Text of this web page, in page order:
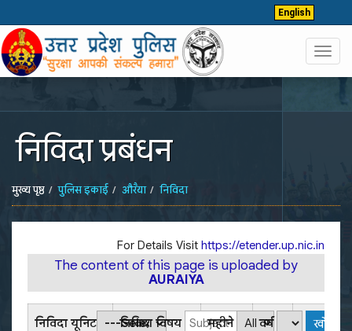
English
निविदा प्रबंधन
मुख्य पृष्ठ पुलिस इकाई औरैया निविदा
For Details Visit https://etender.up.nic.in
The content of this page is uploaded by
AURAIYA
निविदा यूनिट निविदा विषय महीने वर्ष